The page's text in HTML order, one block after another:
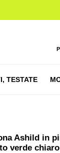
TESTATE
Ashild in
verde chiaro